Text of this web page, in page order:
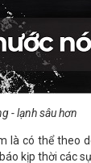
- lạnh sâu hơn
có thể theo
kịp thời các